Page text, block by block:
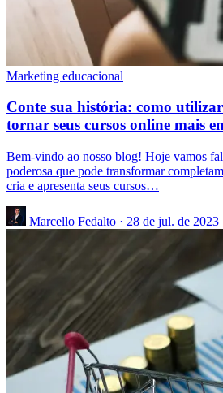
Marketing educacional
Conte sua história: como
tornar seus cursos online mais
Bem-vindo ao nosso blog! Hoje vamos
poderosa que pode transformar
cria e apresenta seus cursos…
Marcello Fedalto · 28 de jul. de 2023